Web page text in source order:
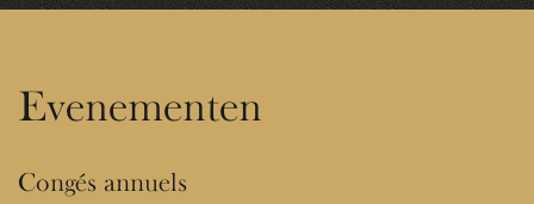
Evenementen
Congés annuels